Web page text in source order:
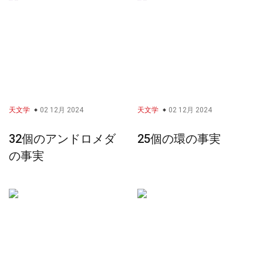
天文学 02 12月 2024
32個のアンドロメダ
の事実
天文学 02 12月 2024
25個の環の事実